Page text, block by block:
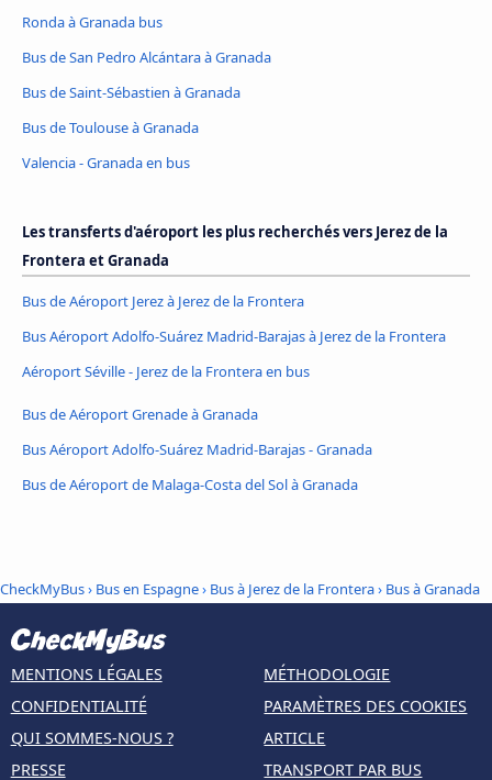
Ronda à Granada bus
Bus de San Pedro Alcántara à Granada
Bus de Saint-Sébastien à Granada
Bus de Toulouse à Granada
Valencia - Granada en bus
Les transferts d'aéroport les plus recherchés vers Jerez de la
Frontera et Granada
Bus de Aéroport Jerez à Jerez de la Frontera
Bus Aéroport Adolfo-Suárez Madrid-Barajas à Jerez de la Frontera
Aéroport Séville - Jerez de la Frontera en bus
Bus de Aéroport Grenade à Granada
Bus Aéroport Adolfo-Suárez Madrid-Barajas - Granada
Bus de Aéroport de Malaga-Costa del Sol à Granada
CheckMyBus› Bus en Espagne› Bus à Jerez de la Frontera› Bus à Granada
MENTIONS LÉGALES
CONFIDENTIALITÉ
QUI SOMMES-NOUS ?
PRESSE
MÉTHODOLOGIE
PARAMÈTRES DES COOKIES
ARTICLE
TRANSPORT PAR BUS